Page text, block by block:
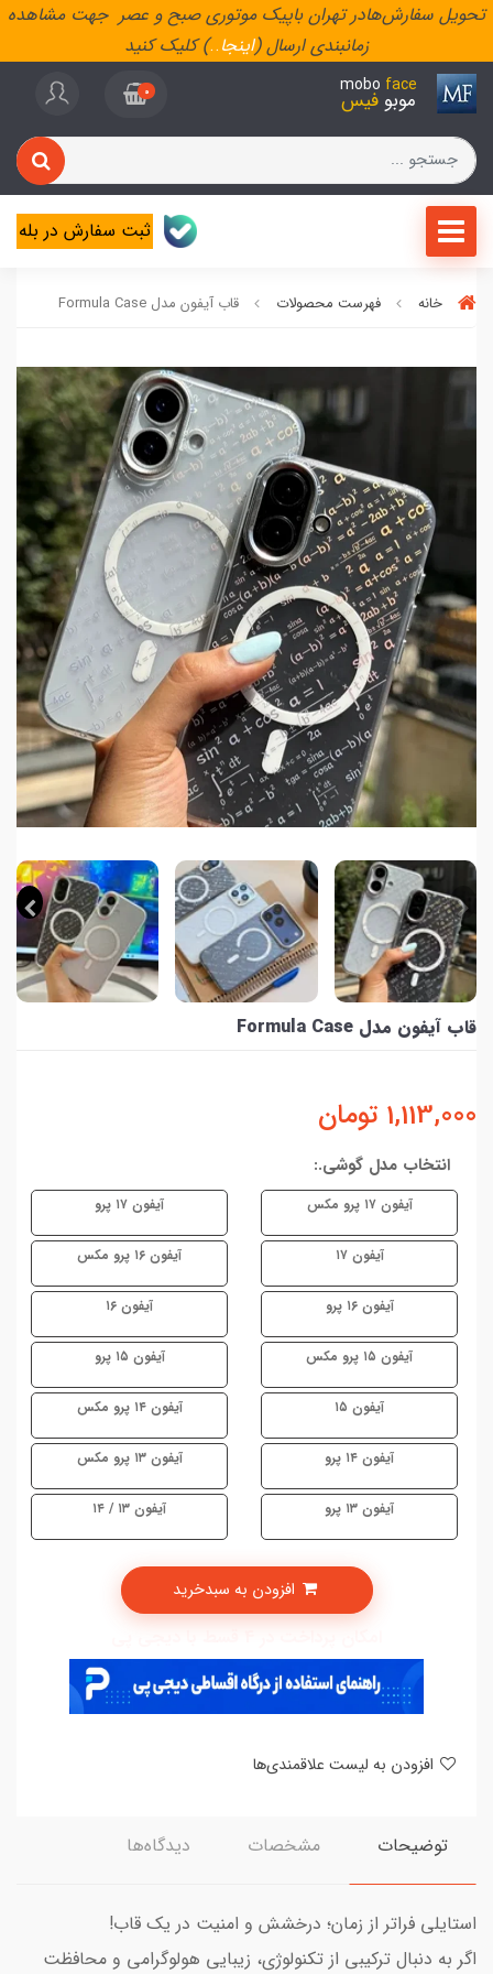
تحویل سفارش‌هادر تهران باپیک موتوری صبح و عصر جهت مشاهده
زمانبندی ارسال (اینجا..) کلیک کنید
mobo face
موبو فیس 0
ثبت سفارش در بله
خانه فهرست محصولات قاب آیفون مدل Formula Case
قاب آیفون مدل Formula Case
1,113,000 تومان
انتخاب مدل گوشی.:
آیفون ۱۷ پرو مکس آیفون ۱۷ پرو
آیفون ۱۷ آیفون ۱۶ پرو مکس
آیفون ۱۶ پرو آیفون ۱۶
آیفون ۱۵ پرو مکس آیفون ۱۵ پرو
آیفون ۱۵ آیفون ۱۴ پرو مکس
آیفون ۱۴ پرو آیفون ۱۳ پرو مکس
آیفون ۱۳ پرو آیفون ۱۳ / ۱۴
توضیحات مشخصات دیدگاه‌ها
استایلی فراتر از زمان؛ درخشش و امنیت در یک قاب!
اگر به دنبال ترکیبی از تکنولوژی، زیبایی هولوگرامی و محافظت